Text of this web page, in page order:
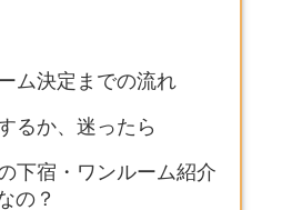
ム決定までの流れ
るか、迷ったら
下宿・ワンルーム紹介
の？